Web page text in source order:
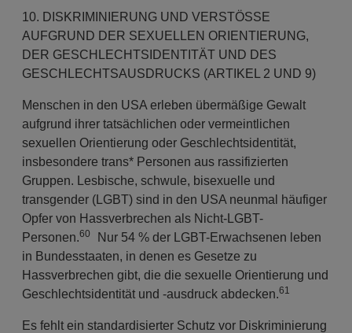
10. DISKRIMINIERUNG UND VERSTÖSSE
AUFGRUND DER SEXUELLEN ORIENTIERUNG,
DER GESCHLECHTSIDENTITÄT UND DES
GESCHLECHTSAUSDRUCKS (ARTIKEL 2 UND 9)
Menschen in den USA erleben übermäßige Gewalt
aufgrund ihrer tatsächlichen oder vermeintlichen
sexuellen Orientierung oder Geschlechtsidentität,
insbesondere trans* Personen aus rassifizierten
Gruppen. Lesbische, schwule, bisexuelle und
transgender (LGBT) sind in den USA neunmal häufiger
Opfer von Hassverbrechen als Nicht-LGBT-
Personen.60
Nur 54 % der LGBT-Erwachsenen leben
in Bundesstaaten, in denen es Gesetze zu
Hassverbrechen gibt, die die sexuelle Orientierung und
Geschlechtsidentität und -ausdruck abdecken.61
Es fehlt ein standardisierter Schutz vor Diskriminierung